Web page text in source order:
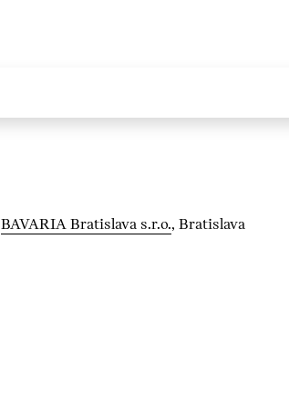
BAVARIA Bratislava s.r.o., Bratislava